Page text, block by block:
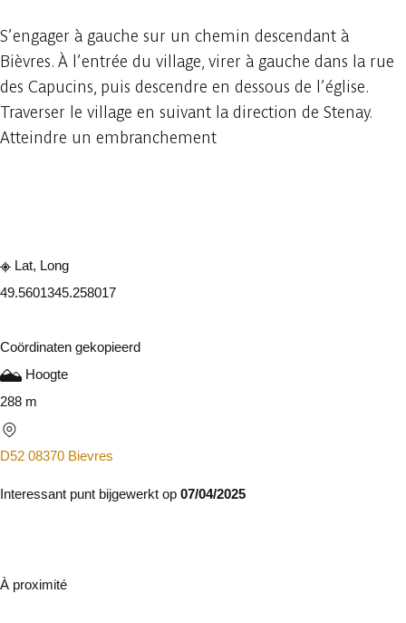
S’engager à gauche sur un chemin descendant à
Bièvres. À l’entrée du village, virer à gauche dans la rue
des Capucins, puis descendre en dessous de l’église.
Traverser le village en suivant la direction de Stenay.
Atteindre un embranchement
Lat, Long
49.5601345.258017
Coördinaten gekopieerd
Hoogte
288 m
D52 08370 Bievres
Interessant punt bijgewerkt op 07/04/2025
À proximité